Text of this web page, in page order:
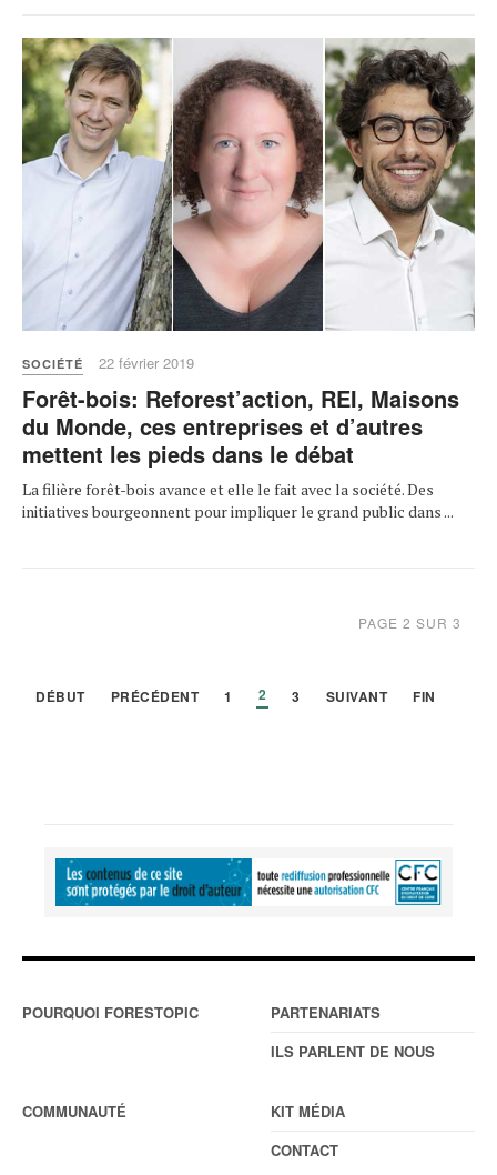
SOCIÉTÉ 22 février 2019
Forêt-bois: Reforest’action, REI, Maisons
du Monde, ces entreprises et d’autres
mettent les pieds dans le débat
La filière forêt-bois avance et elle le fait avec la société. Des
initiatives bourgeonnent pour impliquer le grand public dans ...
PAGE 2 SUR 3
DÉBUT PRÉCÉDENT 1 2 3 SUIVANT FIN
POURQUOI FORESTOPIC
PARTENARIATS
ILS PARLENT DE NOUS
COMMUNAUTÉ
KIT MÉDIA
CONTACT